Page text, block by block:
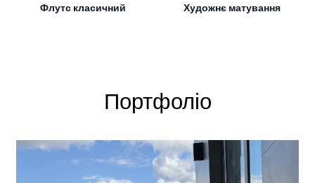
Флутс класичний Художнє матування
Портфоліо